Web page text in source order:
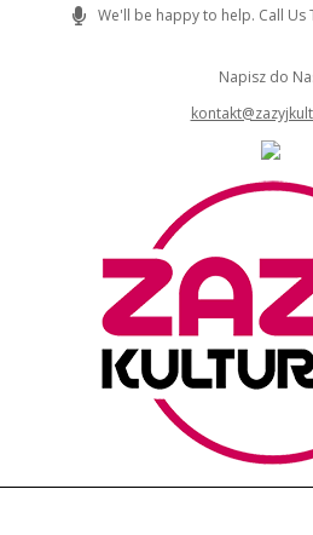
We'll be happy to help. Call Us
Napisz do